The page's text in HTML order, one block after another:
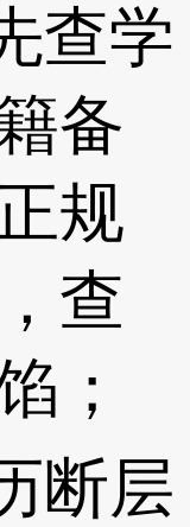
查学
备
规
查
；
断层